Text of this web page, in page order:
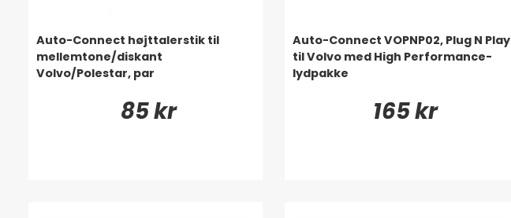
Auto-Connect højttalerstik til
mellemtone/diskant
Volvo/Polestar, par
85 kr
Auto-Connect VOPNP02, Plug N Play
til Volvo med High Performance-
lydpakke
165 kr